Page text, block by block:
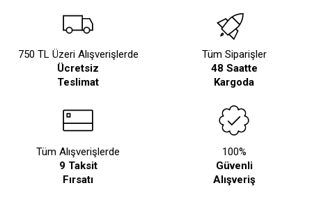
750 TL Üzeri Alışverişlerde
Ücretsiz
Teslimat
Tüm Siparişler
48 Saatte
Kargoda
Tüm Alışverişlerde
9 Taksit
Fırsatı
100%
Güvenli
Alışveriş